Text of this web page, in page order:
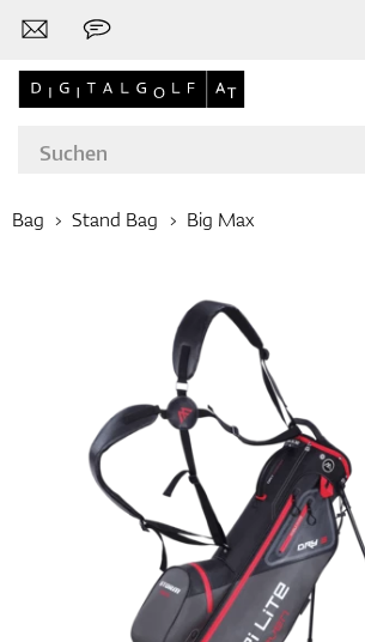
Golfschläger
Bekleidung
Handschuhe
Bag Stand Bag Big Max